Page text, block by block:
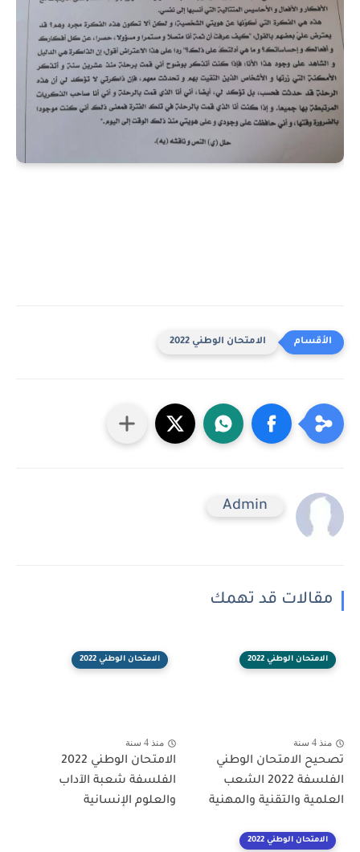
الامتحان الوطني 2022
Admin
مقالات قد تهمك
الامتحان الوطني 2022
منذ 4 سنة
تصحيح الامتحان الوطني
الفلسفة 2022 الشعب
العلمية والتقنية والمهنية
الامتحان الوطني 2022
منذ 4 سنة
الامتحان الوطني 2022
الفلسفة شعبة الآداب
والعلوم الإنسانية
الامتحان الوطني 2022